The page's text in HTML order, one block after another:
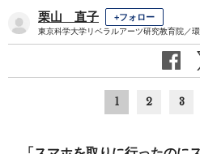
栗山 直子 +フォロー
東京科学大学リベラルアーツ研究教育院／
1 2 3